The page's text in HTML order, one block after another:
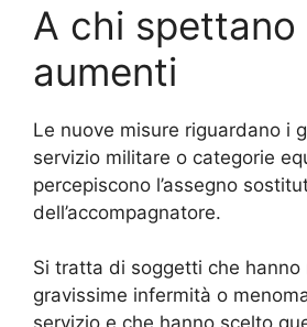
A chi spettano
aumenti
Le nuove misure riguardano i
servizio militare o categorie
percepiscono l’assegno
dell’accompagnatore.
Si tratta di soggetti che
gravissime infermità o